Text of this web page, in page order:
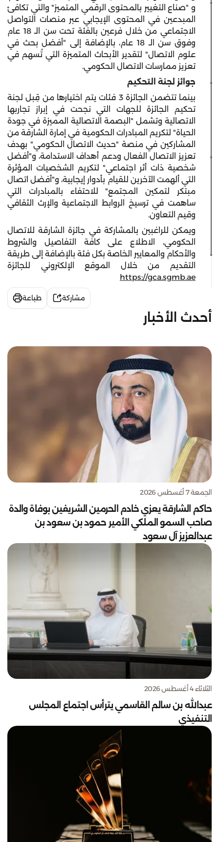
و "صناع التغيير بالمحتوى الرقمي المتميز" والتي تكافئ
المبدعين في المحتوى الإيجابي عبر منصات التواصل
الاجتماعي من خلال فرعين بالفئة تحت سن الـ 18 عام
وفوق سن الـ 18 عام، بالإضافة إلى "أفضل بحث في
علوم الاتصال" لتقدير الأبحاث المتميزة التي تُسهم في
تعزيز ممارسات الاتصال الحكومي.
جوائز لجنة التحكيم
بينما تتضمن الجائزة 3 فئات يتم اختيارها من قِبل لجنة
تحكيم الجائزة للجهات التي نجحت في إبراز تجاربها
الاتصالية وتشمل "البصمة الاتصالية المميزة في جودة
الحياة" لتكريم المبادرات الحكومية في إمارة الشارقة من
المشاركين في منصة "حديث الاتصال الحكومي" بهدف
تعزيز الاتصال الفعال ودعم أهداف الاستدامة، و"أفضل
شخصية ذات أثر اجتماعي" لتكريم الشخصيات المؤثرة
التي ألهمت الآخرين للقيام بأدوار إيجابية، و"أفضل اتصال
مبتكر لتمكين المجتمع" للاحتفاء بالمبادرات التي
ساهمت في ترسيخ الروابط الاجتماعية والإرث الثقافي
وقيم التعاون.
ويمكن للراغبين بالمشاركة في جائزة الشارقة للاتصال
الحكومي، الاطلاع على كافة التفاصيل والشروط
والأحكام والمعايير الخاصة بكل فئة بالإضافة إلى طريقة
التقديم من خلال الموقع الإلكتروني للجائزة
https://gca.sgmb.ae
مشاركة طباعة
أحدث الأخبار
الجمعة 7 أغسطس 2026
حاكم الشارقة يعزي خادم الحرمين الشريفين بوفاة والدة
صاحب السمو الملكي الأمير حمود بن سعود بن
عبدالعزيز آل سعود
الثلاثاء 4 أغسطس 2026
عبدالله بن سالم القاسمي يترأس اجتماع المجلس
التنفيذي